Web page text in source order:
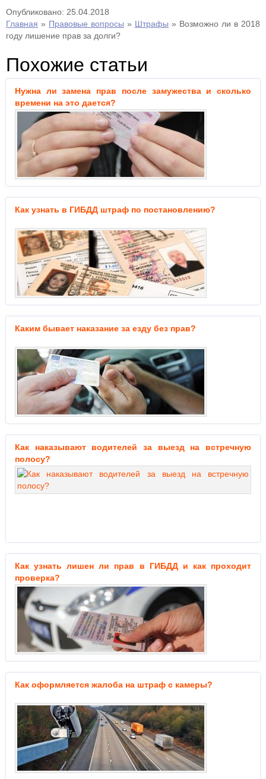
Опубликовано: 25.04.2018
Главная » Правовые вопросы » Штрафы » Возможно ли в 2018
году лишение прав за долги?
Похожие статьи
Нужна ли замена прав после замужества и сколько
времени на это дается?
Как узнать в ГИБДД штраф по постановлению?
Каким бывает наказание за езду без прав?
Как наказывают водителей за выезд на встречную
полосу?
Как узнать лишен ли прав в ГИБДД и как проходит
проверка?
Как оформляется жалоба на штраф с камеры?